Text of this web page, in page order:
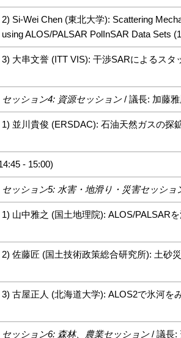
2) Si-Wei Chen (東北大学): Scattering
using ALOS/PALSAR PolInSAR Data Sets
3) 大串文誉 (ITT VIS): 干渉SARによるスタ
セッション4: 資源セッション/ 議長: 加藤
1) 並川貴俊 (ERSDAC): 石油天然ガスの探
- 15:00)
セッション5: 水害・地滑り・災害セッショ
1) 山中雅之 (国土地理院): ALOS/PALSAR
2) 佐藤匠 (国土技術政策総合研究所): 土砂
3) 古屋正人 (北海道大学): ALOS2で氷河を
セッション6: 森林、農業セッション/ 議長: